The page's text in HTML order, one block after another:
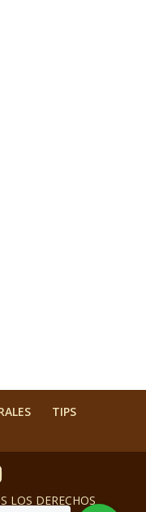
TIPS
LOS DERECHOS